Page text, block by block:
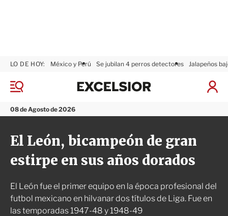
M
n
ú
08 de Agosto de 2026
LO DE HOY: México y Perú Se jubilan 4 perros detectores Jalapeños
I
i
x
l
i
o
r
El León, bicampeón de gran
estirpe en sus años dorados
El León fue el primer equipo en la época profesional del
futbol mexicano en hilvanar dos títulos de Liga. Fue en
las temporadas 1947-48 y 1948-49